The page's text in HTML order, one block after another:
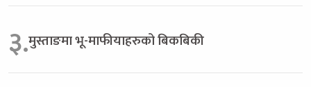
३.मुस्ताङमा भू-माफीयाहरुको बिकबिकी